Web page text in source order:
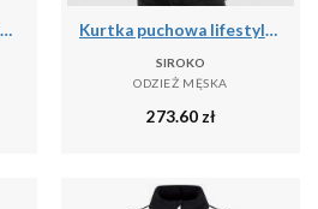
Podkładka do spania Tiny R03 AVS | Materac kempingowy | R Value 3.0 Kurtka puchowa lifestyle męska Barent
SIROKO
ODZIEŻ MĘSKA
273.60 zł